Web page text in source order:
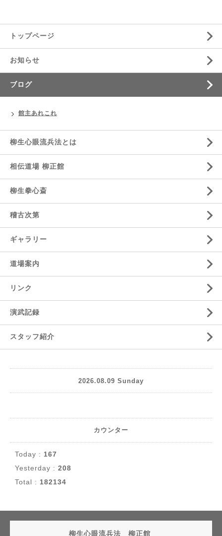
トップページ
お知らせ
ブログ
館主あれこれ
柳生心眼流兵法とは
相伝道場 柳正館
柳生拳心斎
稽古次第
ギャラリー
道場案内
リンク
演武記録
スタッフ紹介
2026.08.09 Sunday
カウンター
Today : 167
Yesterday : 208
Total : 182134
柳生心眼流兵法 柳正館